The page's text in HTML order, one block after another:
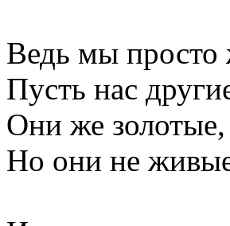
Ведь мы
Пусть нас
Они же
Но они не